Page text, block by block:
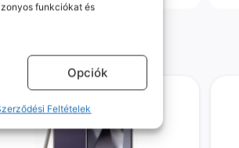
funkciókat és
Opciók
Feltételek